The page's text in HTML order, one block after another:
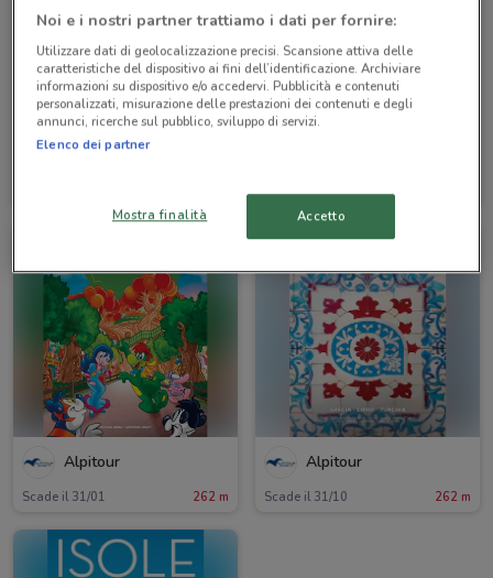
Alpitour
Scade il 31/12
Alpitour
Scade il 31/01 262 m
Alpitour
Scade il 31/10 262 m
Noi e i nostri partner trattiamo i dati per fornire:
Utilizzare dati di geolocalizzazione precisi. Scansione attiva delle
caratteristiche del dispositivo ai fini dell’identificazione. Archiviare
informazioni su dispositivo e/o accedervi. Pubblicità e contenuti
personalizzati, misurazione delle prestazioni dei contenuti e degli
annunci, ricerche sul pubblico, sviluppo di servizi.
Elenco dei partner
Mostra finalità Accetto